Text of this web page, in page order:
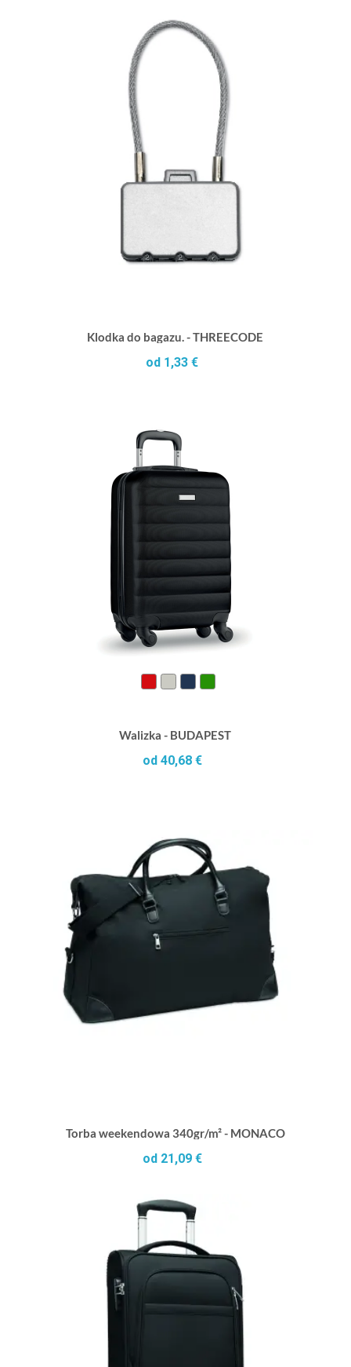
Klodka do bagazu. - THREECODE
od 1,33 €
Walizka - BUDAPEST
od 40,68 €
Torba weekendowa 340gr/m² - MONACO
od 21,09 €